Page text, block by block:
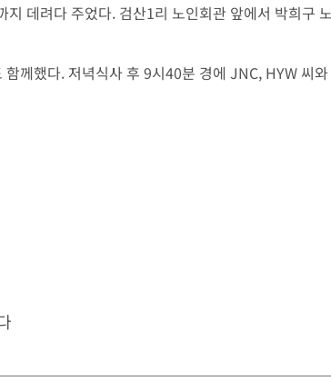
데려다 주었다. 검산1리 노인회관 앞에서 박희구
께했다. 저녁식사 후 9시40분 경에 JNC, HYW 씨